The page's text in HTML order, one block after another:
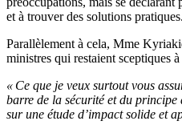
et à trouver des solutions pratiques.
Parallèlement à cela, Mme
ministres qui restaient sceptiques
« Ce que je veux surtout vous
barre de la sécurité et du principe
sur une étude d’impact solide et